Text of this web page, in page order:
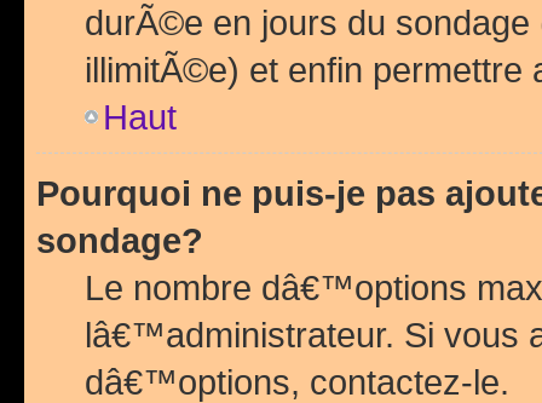
durÃ©e en jours du
illimitÃ©e) et enfin permettre
Haut
Pourquoi ne puis-je pas
sondage?
Le nombre dâ€™options
lâ€™administrateur. Si vous
dâ€™options, contactez-le.